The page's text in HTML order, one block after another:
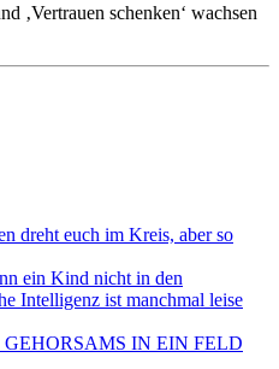
‚Vertrauen schenken‘ wachsen
dreht euch im Kreis, aber so
ein Kind nicht in den
Intelligenz ist manchmal leise
IN EIN FELD